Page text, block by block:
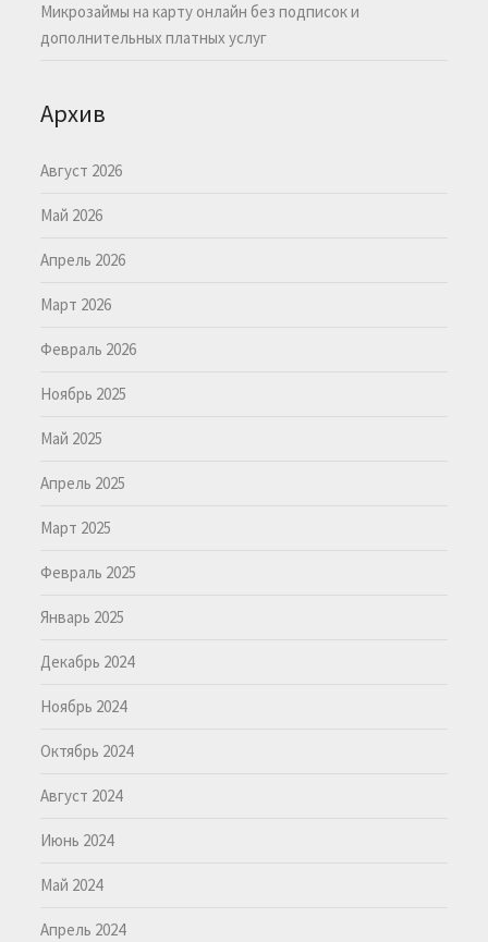
Микрозаймы на карту онлайн без подписок и
дополнительных платных услуг
Архив
Август 2026
Май 2026
Апрель 2026
Март 2026
Февраль 2026
Ноябрь 2025
Май 2025
Апрель 2025
Март 2025
Февраль 2025
Январь 2025
Декабрь 2024
Ноябрь 2024
Октябрь 2024
Август 2024
Июнь 2024
Май 2024
Апрель 2024